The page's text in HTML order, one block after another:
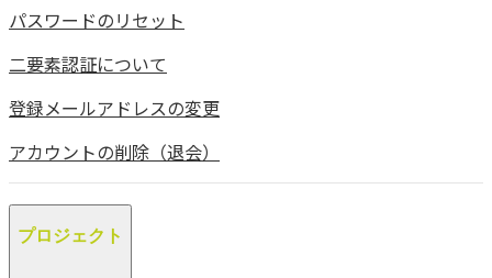
パスワードのリセット
二要素認証について
登録メールアドレスの変更
アカウントの削除（退会）
プロジェクト